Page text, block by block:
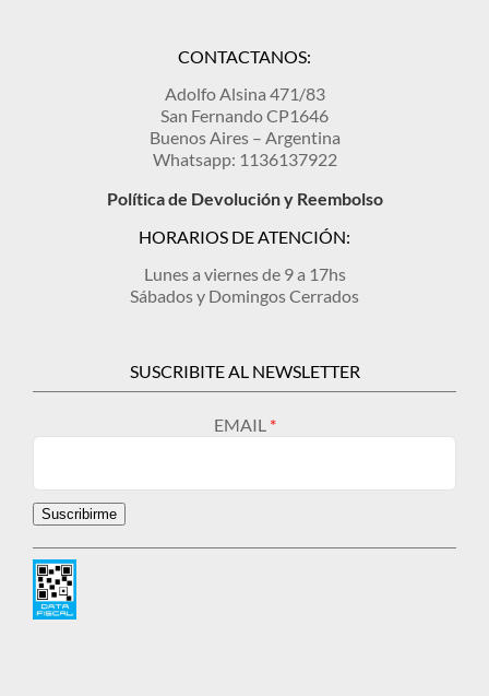
de
CONTACTANOS:
Adolfo Alsina 471/83
San Fernando CP1646
Buenos Aires – Argentina
Whatsapp: 1136137922
Política de Devolución y Reembolso
HORARIOS DE ATENCIÓN:
Lunes a viernes de 9 a 17hs
Sábados y Domingos Cerrados
SUSCRIBITE AL NEWSLETTER
EMAIL
Suscribirme